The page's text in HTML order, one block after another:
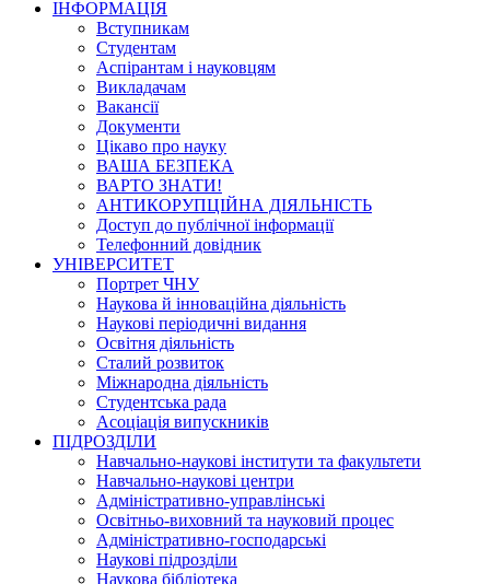
ІНФОРМАЦІЯ
Вступникам
Студентам
Аспірантам і науковцям
Викладачам
Вакансії
Документи
Цікаво про науку
ВАША БЕЗПЕКА
ВАРТО ЗНАТИ!
АНТИКОРУПЦІЙНА ДІЯЛЬНІСТЬ
Доступ до публічної інформації
Телефонний довідник
УНІВЕРСИТЕТ
Портрет ЧНУ
Наукова й інноваційна діяльність
Наукові періодичні видання
Освітня діяльність
Сталий розвиток
Міжнародна діяльність
Студентська рада
Асоціація випускників
ПІДРОЗДІЛИ
Навчально-наукові інститути та факультети
Навчально-наукові центри
Адміністративно-управлінські
Освітньо-виховний та науковий процес
Адміністративно-господарські
Наукові підрозділи
Наукова бібліотека